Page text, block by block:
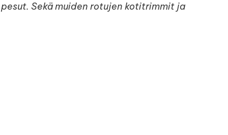
Sekä muiden rotujen kotitrimmit ja